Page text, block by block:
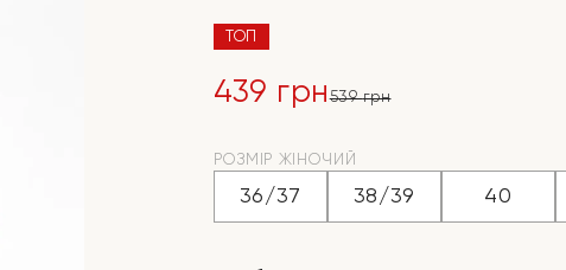
ТОП
539грн
ціна:
539 грн.
439 грн
ціна:
439 грн.
РОЗМІР ЖІНОЧИЙ
36/37 38/39 40